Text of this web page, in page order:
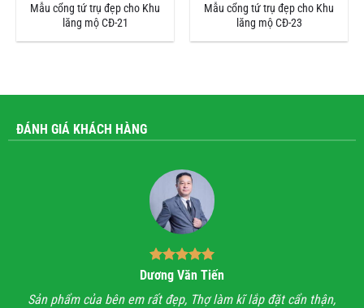
Mẫu cổng tứ trụ đẹp cho Khu
lăng mộ CĐ-21
Mẫu cổng tứ trụ đẹp cho Khu
lăng mộ CĐ-23
ĐÁNH GIÁ KHÁCH HÀNG
Dương Văn Tiến
Sản phẩm của bên em rất đẹp, Thợ làm kĩ lắp đặt cẩn thận,